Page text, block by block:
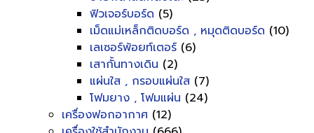
ฟิวเจอร์บอร์ด (5)
เม็ดแม่เหล็กติดบอร์ด , หมุดติดบอร์ด (10)
เลเซอร์พ้อยท์เตอร์ (6)
เสากั้นทางเดิน (2)
แผ่นใส , กรอบแผ่นใส (7)
โฟมยาง , โฟมแผ่น (24)
เครื่องฟอกอากาศ (12)